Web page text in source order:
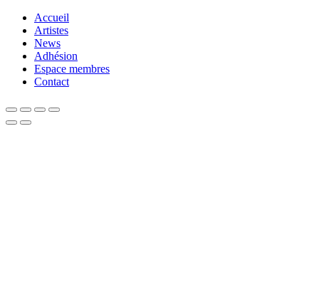
Accueil
Artistes
News
Adhésion
Espace membres
Contact